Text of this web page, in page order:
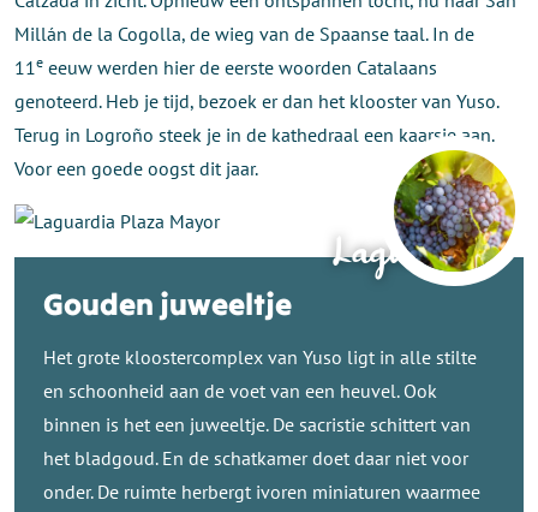
Millán de la Cogolla, de wieg van de Spaanse taal. In de
11e eeuw werden hier de eerste woorden Catalaans
genoteerd. Heb je tijd, bezoek er dan het klooster van Yuso.
Terug in Logroño steek je in de kathedraal een kaarsje aan.
Voor een goede oogst dit jaar.
Laguardia
Gouden juweeltje
Het grote kloostercomplex van Yuso ligt in alle stilte
en schoonheid aan de voet van een heuvel. Ook
binnen is het een juweeltje. De sacristie schittert van
het bladgoud. En de schatkamer doet daar niet voor
onder. De ruimte herbergt ivoren miniaturen waarmee